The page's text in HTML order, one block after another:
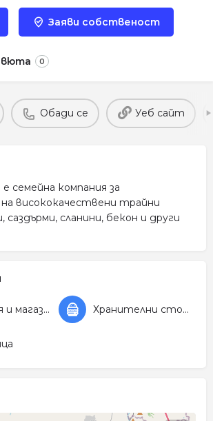
Заяви собственост
0
Обади се Уеб сайт
семейна компания за
висококачествени трайни
саздърми, сланини, бекон и други
Търговия и магазини Хранителни стоки